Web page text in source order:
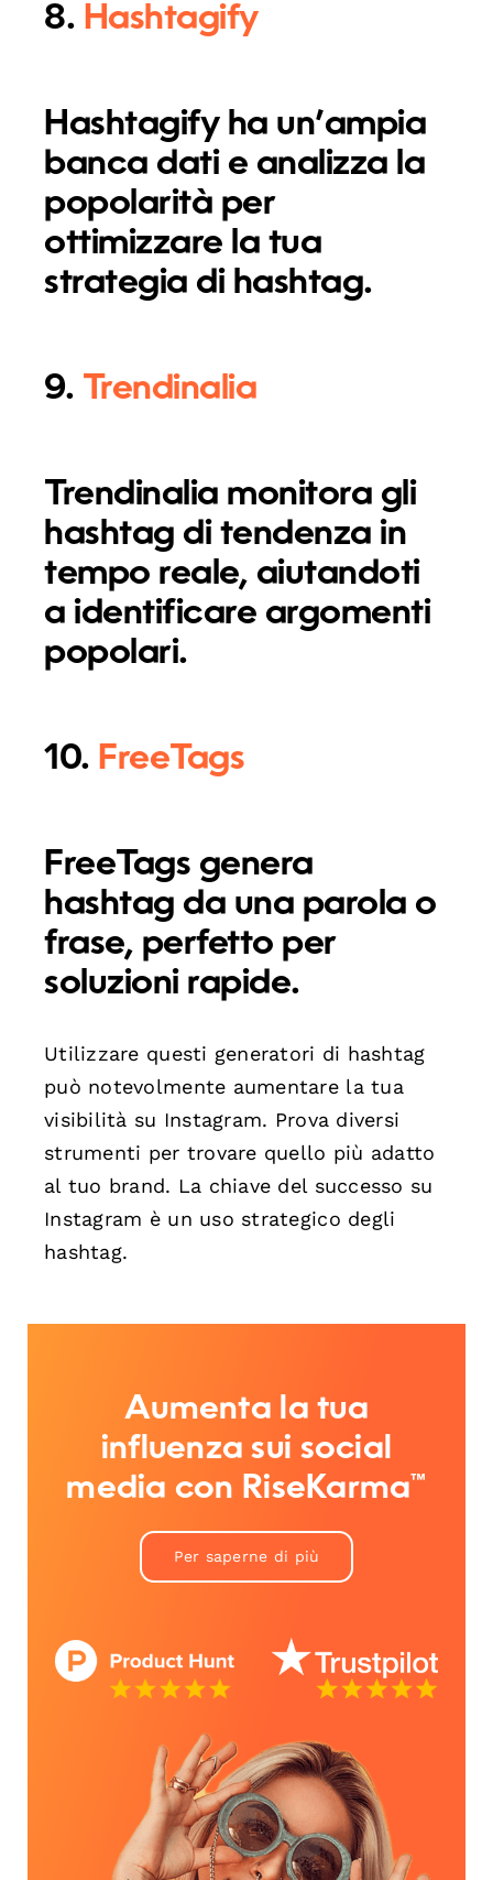
8. Hashtagify
Hashtagify ha un’ampia
banca dati e analizza la
popolarità per
ottimizzare la tua
strategia di hashtag.
9. Trendinalia
Trendinalia monitora gli
hashtag di tendenza in
tempo reale, aiutandoti
a identificare argomenti
popolari.
10. FreeTags
FreeTags genera
hashtag da una parola o
frase, perfetto per
soluzioni rapide.
Utilizzare questi generatori di hashtag
può notevolmente aumentare la tua
visibilità su Instagram. Prova diversi
strumenti per trovare quello più adatto
al tuo brand. La chiave del successo su
Instagram è un uso strategico degli
hashtag.
Aumenta la tua
influenza sui social
media con RiseKarma™
Per saperne di più